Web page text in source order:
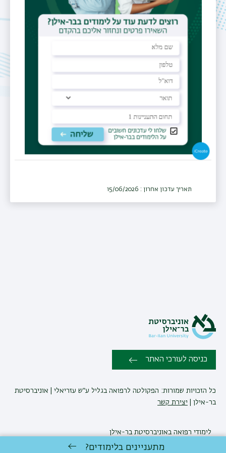
LiorL@gmc.gov.il
מרכזי מחקר
המרכז הרפואי לגליל,
נהריה
מרכז רפואי
המרכז הרפואי לגליל, נהריה
מחלקה
נשים ויולדות
תאריך עדכון אחרון : 15/06/2026
כניסה לעורכי האתר
כל הזכויות שמורות: הפקולטה לרפואה בגליל ע״ש עזריאלי | אוניברסיטת
בר-אילן | יצירת קשר
לימודי רפואהבאוניברסיטת בר-אילן
אגף תקשוב, אוניברסיטת בר-אילן
מתעניינים בלימודים?